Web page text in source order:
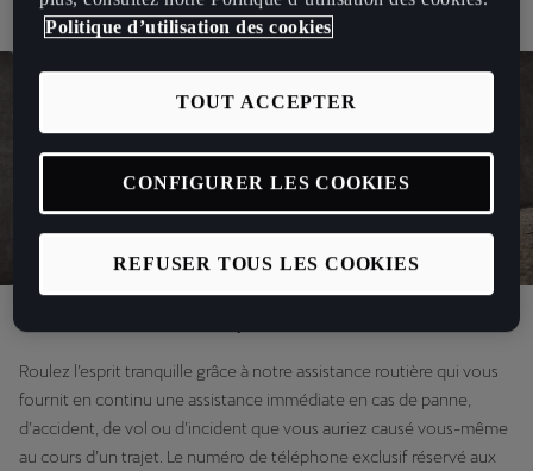
cas d’accident, que votre CUPRA soit remorquée ou non.
Roulez l’esprit tranquille grâce à notre assistance routière qui vous
fournit en continu une assistance immédiate en cas de panne,
d’accident, de vol ou d’incident que vous auriez causé vous-même
au cours d’un trajet. Le numéro de téléphone exclusif réservé aux
Politique d’utilisation des cookies
REFUSER TOUS LES COOKIES
TOUT ACCEPTER
CONFIGURER LES COOKIES